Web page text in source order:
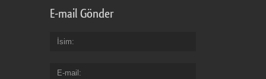
E-mail Gönder
İsim
E-mail